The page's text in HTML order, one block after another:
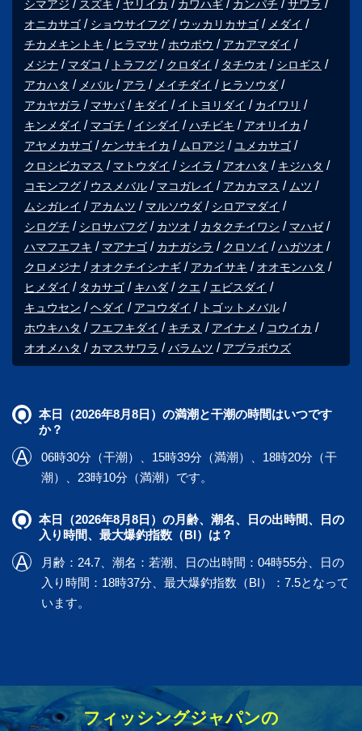
シマアジ スズキ ヤリイカ カワハギ カンパチ
サワラ
オニカサゴ
ショウサイフグ ウッカリカサゴ
メダイ
チカメキントキ
ヒラマサ ホウボウ
アカアマダイ
メジナ
マダコ トラフグ クロダイ タチウオ
シロギス
アカハタ
メバル アラ メイチダイ
ヒラソウダ
アカヤガラ
マサバ キダイ イトヨリダイ
カイワリ
キンメダイ
マゴチ イシダイ ハチビキ
アオリイカ
アヤメカサゴ
ケンサキイカ ムロアジ
ユメカサゴ
クロシビカマス
マトウダイ シイラ アオハタ
キジハタ
コモンフグ
ウスメバル マコガレイ アカカマス
ムツ
ムシガレイ
アカムツ マルソウダ
シロアマダイ
シログチ
シロサバフグ カツオ カタクチイワシ
マハゼ
ハマフエフキ
マアナゴ カナガシラ クロソイ
ハガツオ
クロメジナ
オオクチイシナギ アカイサキ
オオモンハタ
ヒメダイ
タカサゴ キハダ クエ
エビスダイ
キュウセン
ヘダイ アコウダイ
トゴットメバル
ホウキハタ
フエフキダイ キチヌ アイナメ
コウイカ
オオメハタ
カマスサワラ バラムツ アブラボウズ
本日（2026年8月8日）の満潮と干潮の時間はいつです
か？
06時30分（干潮）、15時39分（満潮）、18時20分（干
潮）、23時10分（満潮）です。
本日（2026年8月8日）の月齢、潮名、日の出時間、日の
入り時間、最大爆釣指数（BI）は？
月齢：24.7、潮名：若潮、日の出時間：04時55分、日の
入り時間：18時37分、最大爆釣指数（BI）：7.5となって
います。
フィッシングジャパンの